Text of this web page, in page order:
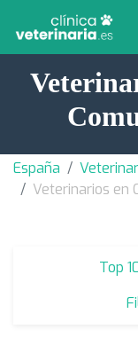
España
Veterinarios en
Top